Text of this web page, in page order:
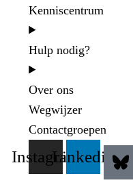
Kenniscentrum
Hulp nodig?
Over ons
Wegwijzer
Contactgroepen
InstagramLinkedin